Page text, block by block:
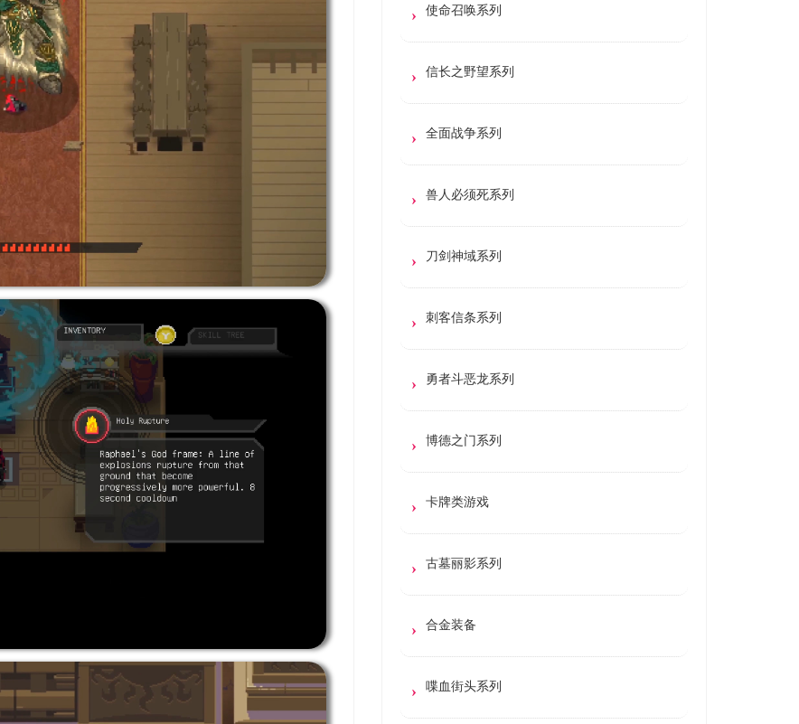
使命召唤系列
信长之野望系列
全面战争系列
兽人必须死系列
刀剑神域系列
刺客信条系列
勇者斗恶龙系列
博德之门系列
卡牌类游戏
古墓丽影系列
合金装备
喋血街头系列